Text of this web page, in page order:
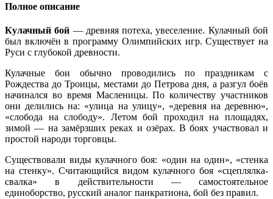
Полное описание
Кулачный бой — древняя потеха, увеселение. Кулачный бой
был включён в программу Олимпийских игр. Существует на
Руси с глубокой древности.
Кулачные бои обычно проводились по праздникам с
Рождества до Троицы, местами до Петрова дня, а разгул боёв
начинался во время Масленицы. По количеству участников
они делились на: «улица на улицу», «деревня на деревню»,
«слобода на слободу». Летом бой проходил на площадях,
зимой — на замёрзших реках и озёрах. В боях участвовал и
простой народи торговцы.
Существовали виды кулачного боя: «один на один», «стенка
на стенку». Считающийся видом кулачного боя «сцеплялка-
свалка» в действительности — самостоятельное
единоборство, русский аналог панкратиона, бой без правил.